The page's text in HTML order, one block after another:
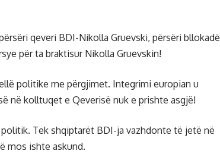
qeveri BDI-Nikolla Gruevski, përsëri bllokadë
për ta braktisur Nikolla Gruevskin!
politike me përgjimet. Integrimi europian u
në kolltuqet e Qeverisë nuk e prishte asgjë!
Tek shqiptarët BDI-ja vazhdonte të jetë në
mos ishte askund.